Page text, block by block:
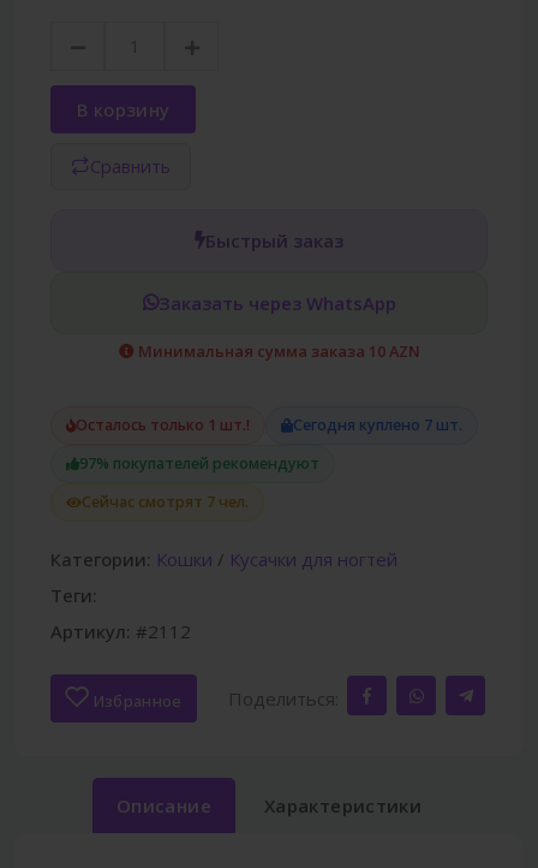
В корзину
Сравнить
Быстрый заказ
Заказать через WhatsApp
Минимальная сумма заказа 10 AZN
Осталось только 1 шт.!
Сегодня куплено 7 шт.
97% покупателей рекомендуют
Сейчас смотрят 7 чел.
Категории: Кошки / Кусачки для ногтей
Теги:
Артикул: #2112
Избранное Поделиться:
Описание Характеристики